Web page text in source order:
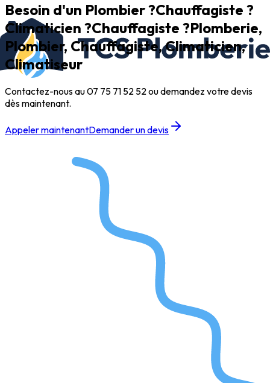
Besoin d'un Plombier ?Chauffagiste ?
Climaticien ?Climaticien ?Plomberie,
Plombier, Chauffagiste, Climaticien,
Climatiseur
Contactez-nous au07 75 71 52 52ou demandez votre devis
dès maintenant.
Appeler maintenantDemander un devis